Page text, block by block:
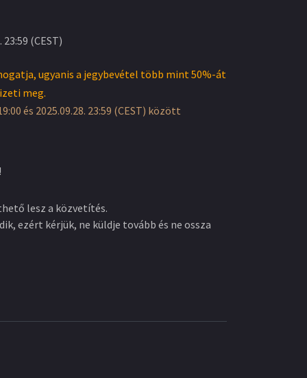
23:59 (CEST)
ugyanis a jegybevétel több mint 50%-át
meg.
és 2025.09.28. 23:59 (CEST) között
lesz a közvetítés.
ezért kérjük, ne küldje tovább és ne ossza